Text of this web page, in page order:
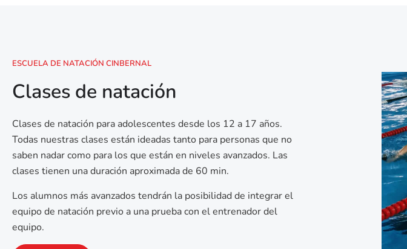
ESCUELA DE NATACIÓN CINBERNAL
Clases de natación
Clases de natación para adolescentes desde los 12 a 17 años.
Todas nuestras clases están ideadas tanto para personas que no
saben nadar como para los que están en niveles avanzados. Las
clases tienen una duración aproximada de 60 min.
Los alumnos más avanzados tendrán la posibilidad de integrar el
equipo de natación previo a una prueba con el entrenador del
equipo.